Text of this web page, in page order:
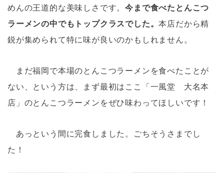
めんの王道的な美味しさです。今まで食べたとんこつ
ラーメンの中でもトップクラスでした。本店だから精
鋭が集められて特に味が良いのかもしれません。
まだ福岡で本場のとんこつラーメンを食べたことが
ない、という方は、まず最初はここ「一風堂 大名本
店」のとんこつラーメンをぜひ味わってほしいです！
あっという間に完食しました。ごちそうさまでし
た！